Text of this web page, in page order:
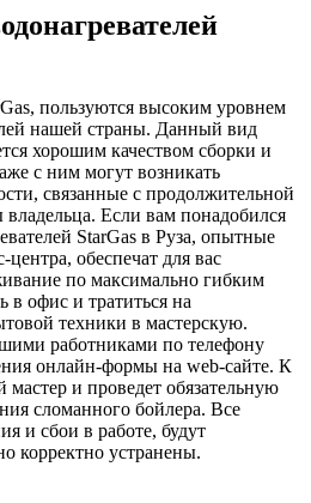
пользуются высоким уровнем
нашей страны. Данный вид
хорошим качеством сборки и
с ним могут возникать
связанные с продолжительной
владельца. Если вам понадобился
StarGas в Руза, опытные
обеспечат для вас
по максимально гибким
офис и тратиться на
техники в мастерскую.
работниками по телефону
онлайн-формы на web-сайте. К
и проведет обязательную
сломанного бойлера. Все
и сбои в работе, будут
корректно устранены.